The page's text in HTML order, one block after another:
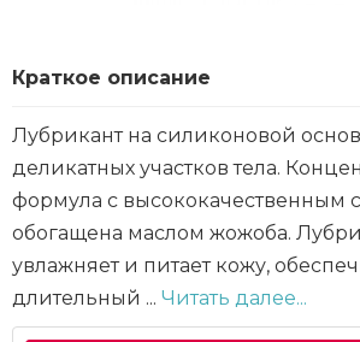
Краткое описание
Лубрикант на силиконовой
деликатных участков тела.
формула с высококачественным
обогащена маслом жожоба.
увлажняет и питает кожу,
длительный ... Читать далее...